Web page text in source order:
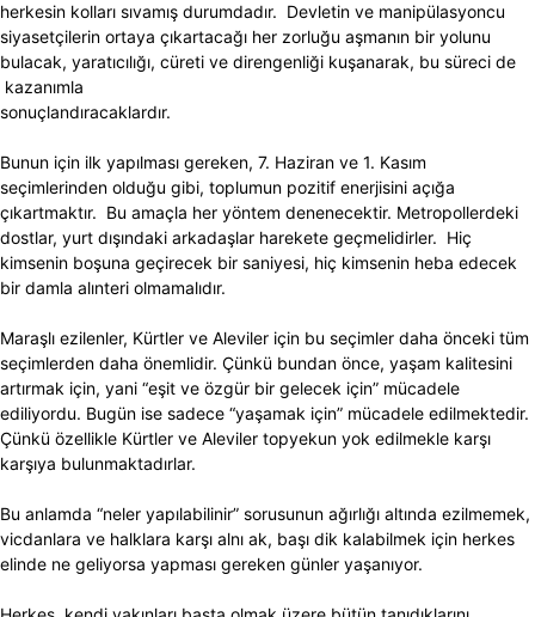
herkesin kolları sıvamış durumdadır. Devletin ve manipülasyoncu
siyasetçilerin ortaya çıkartacağı her zorluğu aşmanın bir yolunu
bulacak, yaratıcılığı, cüreti ve direngenliği kuşanarak, bu süreci de
kazanımla
sonuçlandıracaklardır.
Bunun için ilk yapılması gereken, 7. Haziran ve 1. Kasım
seçimlerinden olduğu gibi, toplumun pozitif enerjisini açığa
çıkartmaktır. Bu amaçla her yöntem denenecektir. Metropollerdeki
dostlar, yurt dışındaki arkadaşlar harekete geçmelidirler. Hiç
kimsenin boşuna geçirecek bir saniyesi, hiç kimsenin heba edecek
bir damla alınteri olmamalıdır.
Maraşlı ezilenler, Kürtler ve Aleviler için bu seçimler daha önceki tüm
seçimlerden daha önemlidir. Çünkü bundan önce, yaşam kalitesini
artırmak için, yani “eşit ve özgür bir gelecek için” mücadele
ediliyordu. Bugün ise sadece “yaşamak için” mücadele edilmektedir.
Çünkü özellikle Kürtler ve Aleviler topyekun yok edilmekle karşı
karşıya bulunmaktadırlar.
Bu anlamda “neler yapılabilinir” sorusunun ağırlığı altında ezilmemek,
vicdanlara ve halklara karşı alnı ak, başı dik kalabilmek için herkes
elinde ne geliyorsa yapması gereken günler yaşanıyor.